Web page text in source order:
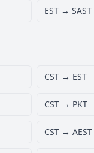
EST → SAST
CST → EST
CST → PKT
CST → AEST